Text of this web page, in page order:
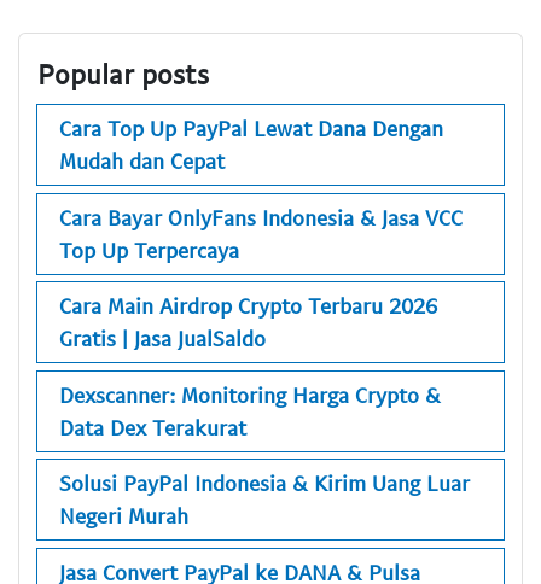
Popular posts
Cara Top Up PayPal Lewat Dana Dengan
Mudah dan Cepat
Cara Bayar OnlyFans Indonesia & Jasa VCC
Top Up Terpercaya
Cara Main Airdrop Crypto Terbaru 2026
Gratis | Jasa JualSaldo
Dexscanner: Monitoring Harga Crypto &
Data Dex Terakurat
Solusi PayPal Indonesia & Kirim Uang Luar
Negeri Murah
Jasa Convert PayPal ke DANA & Pulsa